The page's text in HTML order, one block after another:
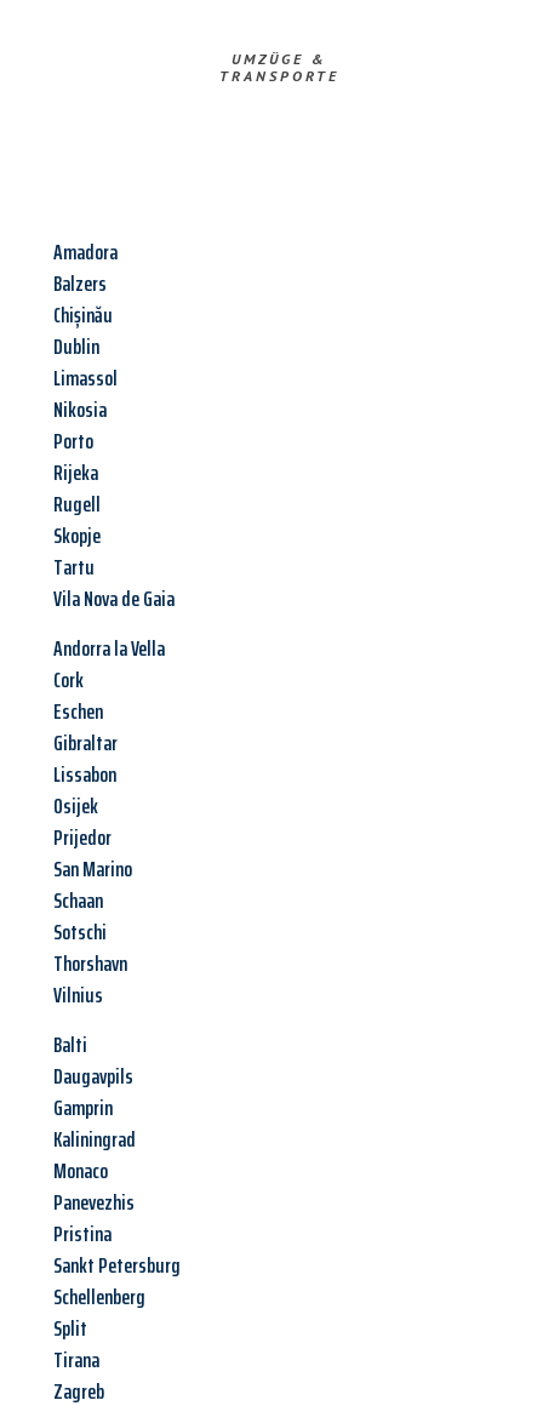
UMZÜGE &
TRANSPORTE
Amadora
Balzers
Chișinău
Dublin
Limassol
Nikosia
Porto
Rijeka
Rugell
Skopje
Tartu
Vila Nova de Gaia
Andorra la Vella
Cork
Eschen
Gibraltar
Lissabon
Osijek
Prijedor
San Marino
Schaan
Sotschi
Thorshavn
Vilnius
Balti
Daugavpils
Gamprin
Kaliningrad
Monaco
Panevezhis
Pristina
Sankt Petersburg
Schellenberg
Split
Tirana
Zagreb